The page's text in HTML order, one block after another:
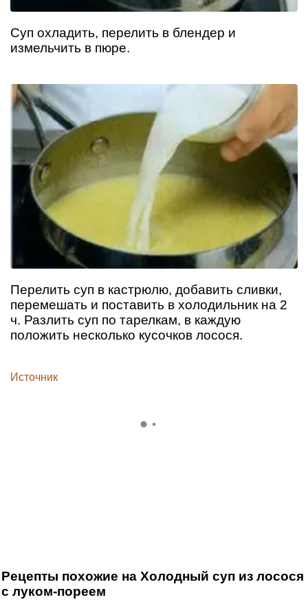
Суп охладить, перелить в блендер и
измельчить в пюре.
Перелить суп в кастрюлю, добавить сливки,
перемешать и поставить в холодильник на 2
ч. Разлить суп по тарелкам, в каждую
положить несколько кусочков лосося.
Источник
Рецепты похожие на Холодный суп из лосося
с луком-пореем